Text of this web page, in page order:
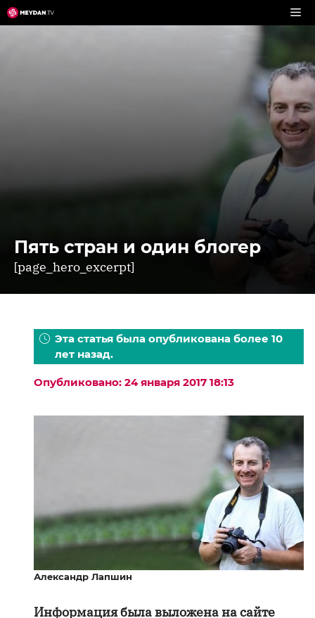
Перейти
к
Пять стран и один блогер
[page_hero_excerpt]
Эта статья была опубликована более 10
лет назад.
Опубликовано: 24 января 2017 18:13
Александр Лапшин
Информация была выложена на сайте